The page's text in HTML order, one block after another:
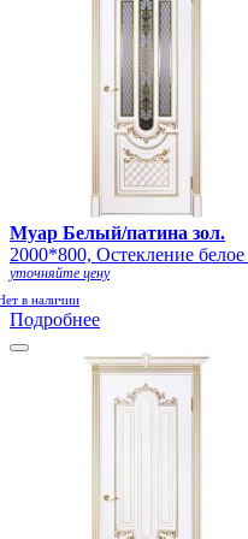
Муар Белый/патина зол.
2000*800, Остекление
уточняйте цену
в наличии
Подробнее